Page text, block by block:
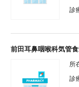
診
前田耳鼻咽喉科気管
所
診